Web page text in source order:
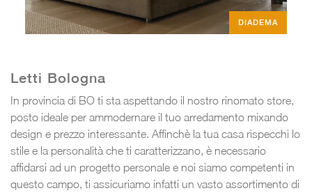
DIADEMA
Letti Bologna
In provincia di BO ti sta aspettando il nostro rinomato store,
posto ideale per ammodernare il tuo arredamento mixando
design e prezzo interessante. Affinchè la tua casa rispecchi lo
stile e la personalità che ti caratterizzano, è necessario
affidarsi ad un progetto personale e noi siamo competenti in
questo campo, ti assicuriamo infatti un vasto assortimento di